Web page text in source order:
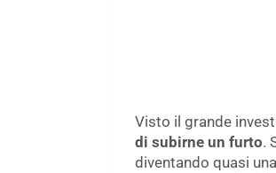
Visto il grande
di subirne un furto.
diventando quasi